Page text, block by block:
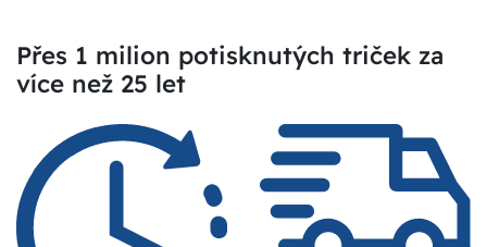
Přes 1 milion potisknutých triček za
více než 25 let